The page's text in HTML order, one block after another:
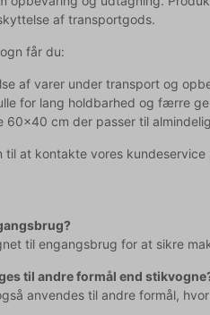
af transportgods.
får du:
af varer under transport og
for lang holdbarhed og færre
60x40 cm der passer til
til at kontakte vores kundeservice
til engangsbrug for at sikre
til andre formål end
anvendes til andre formål,